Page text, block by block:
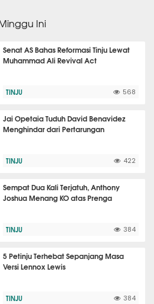
Ini
Senat AS Bahas Reformasi Tinju Lewat
Muhammad Ali Revival Act
TINJU 568
Jai Opetaia Tuduh David Benavidez
Menghindar dari Pertarungan
TINJU 422
Sempat Dua Kali Terjatuh, Anthony
Joshua Menang KO atas Prenga
TINJU 384
5 Petinju Terhebat Sepanjang Masa
Versi Lennox Lewis
TINJU 384